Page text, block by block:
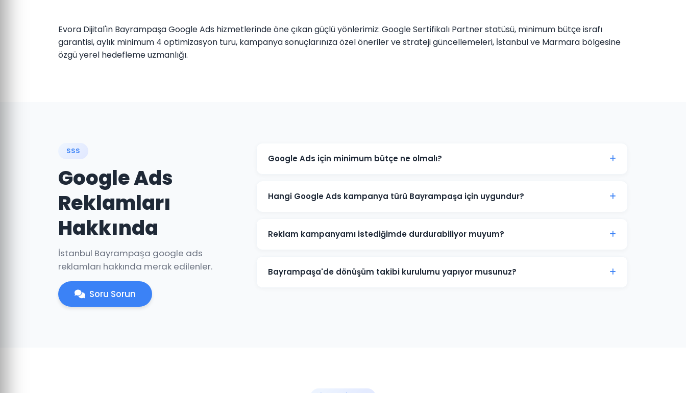
Evora Dijital'in Bayrampaşa Google Ads hizmetlerinde öne çıkan güçlü yönlerimiz: Google Sertifikalı Partner statüsü, minimum bütçe israfı
garantisi, aylık minimum 4 optimizasyon turu, kampanya sonuçlarınıza özel öneriler ve strateji güncellemeleri, İstanbul ve Marmara bölgesine
özgü yerel hedefleme uzmanlığı.
SSS
Google Ads
Reklamları
Hakkında
İstanbul Bayrampaşa google ads
reklamları hakkında merak edilenler.
Soru Sorun
Google Ads için minimum bütçe ne olmalı?
Sektörünüz ve rekabete göre bu rakam değişebilir. Ücretsiz bütçe analizi sunuyoruz.
Hangi Google Ads kampanya türü Bayrampaşa için uygundur?
Yerel Kampanyalar, e-ticaret için Alışveriş Kampanyaları, marka bilinirliği için Görüntülü Reklam
Reklam kampanyamı istediğimde durdurabiliyor muyum?
sonlandırabilirsiniz. Kampanya durdurulduğunda reklamlar anında yayından kalkar ve bütçe
harcanmaz.
Bayrampaşa'de dönüşüm takibi kurulumu yapıyor musunuz?